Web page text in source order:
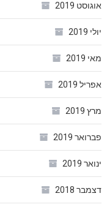
אוגוסט 2019
יולי 2019
מאי 2019
אפריל 2019
מרץ 2019
פברואר 2019
ינואר 2019
דצמבר 2018